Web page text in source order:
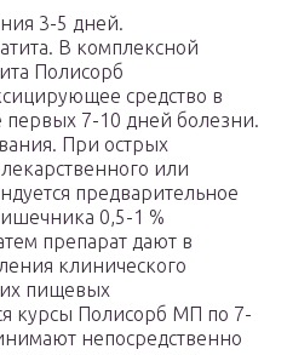
3-5 дней.
В комплексной
Полисорб
средство в
первых 7-10 дней болезни.
При острых
или
предварительное
0,5-1 %
препарат дают в
клинического
пищевых
курсы Полисорб МП по 7-
непосредственно